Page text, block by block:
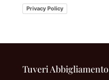
Privacy Policy
Tuveri Abbigliamento